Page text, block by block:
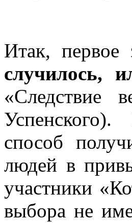
Итак,
случилось,
«Следствие
способ
людей в
участники
выбора не